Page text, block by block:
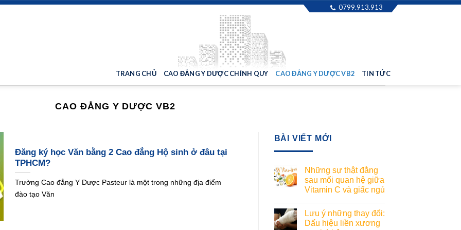
0799.913.913
TRANG CHỦ CAO ĐẲNG Y DƯỢC CHÍNH QUY CAO ĐẲNG Y DƯỢC VB2 TIN TỨC
CAO ĐẲNG Y DƯỢC VB2
Đăng ký học Văn bằng 2 Cao đẳng Hộ sinh ở đâu tại
TPHCM?
Trường Cao đẳng Y Dược Pasteur là một trong những địa điểm
đào tạo Văn
BÀI VIẾT MỚI
Những sự thật đằng
sau mối quan hệ giữa
Vitamin C và giấc ngủ
Lưu ý những thay đổi:
Dấu hiệu liền xương